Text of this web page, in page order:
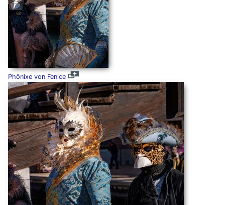
Phönixe von Fenice